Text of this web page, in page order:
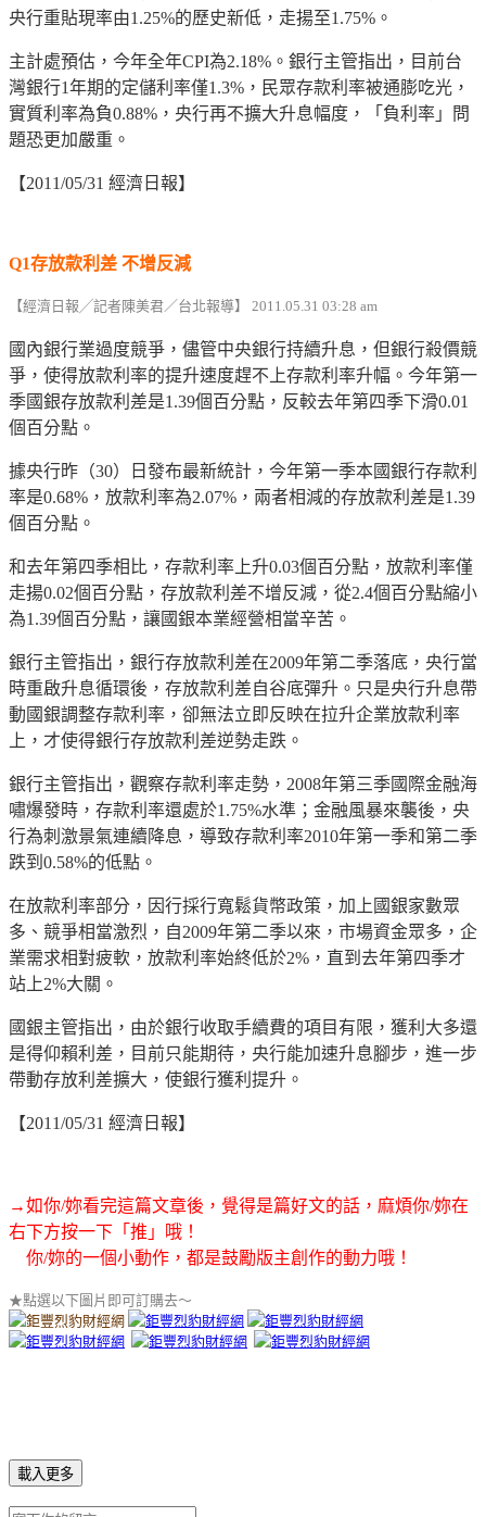
央行重貼現率由1.25%的歷史新低，走揚至1.75%。
主計處預估，今年全年CPI為2.18%。銀行主管指出，目前台
灣銀行1年期的定儲利率僅1.3%，民眾存款利率被通膨吃光，
實質利率為負0.88%，央行再不擴大升息幅度，「負利率」問
題恐更加嚴重。
【2011/05/31 經濟日報】
Q1存放款利差 不增反減
【經濟日報╱記者陳美君／台北報導】 2011.05.31 03:28 am
國內銀行業過度競爭，儘管中央銀行持續升息，但銀行殺價競
爭，使得放款利率的提升速度趕不上存款利率升幅。今年第一
季國銀存放款利差是1.39個百分點，反較去年第四季下滑0.01
個百分點。
據央行昨（30）日發布最新統計，今年第一季本國銀行存款利
率是0.68%，放款利率為2.07%，兩者相減的存放款利差是1.39
個百分點。
和去年第四季相比，存款利率上升0.03個百分點，放款利率僅
走揚0.02個百分點，存放款利差不增反減，從2.4個百分點縮小
為1.39個百分點，讓國銀本業經營相當辛苦。
銀行主管指出，銀行存放款利差在2009年第二季落底，央行當
時重啟升息循環後，存放款利差自谷底彈升。只是央行升息帶
動國銀調整存款利率，卻無法立即反映在拉升企業放款利率
上，才使得銀行存放款利差逆勢走跌。
銀行主管指出，觀察存款利率走勢，2008年第三季國際金融海
嘯爆發時，存款利率還處於1.75%水準；金融風暴來襲後，央
行為刺激景氣連續降息，導致存款利率2010年第一季和第二季
跌到0.58%的低點。
在放款利率部分，因行採行寬鬆貨幣政策，加上國銀家數眾
多、競爭相當激烈，自2009年第二季以來，市場資金眾多，企
業需求相對疲軟，放款利率始終低於2%，直到去年第四季才
站上2%大關。
國銀主管指出，由於銀行收取手續費的項目有限，獲利大多還
是得仰賴利差，目前只能期待，央行能加速升息腳步，進一步
帶動存放利差擴大，使銀行獲利提升。
【2011/05/31 經濟日報】
→如你/妳看完這篇文章後，覺得是篇好文的話，麻煩你/妳在
右下方按一下「推」哦！
你/妳的一個小動作，都是鼓勵版主創作的動力哦！
★點選以下圖片即可訂購去～
載入更多